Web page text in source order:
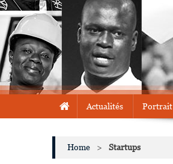
Actualités Portrait
Home > Startups